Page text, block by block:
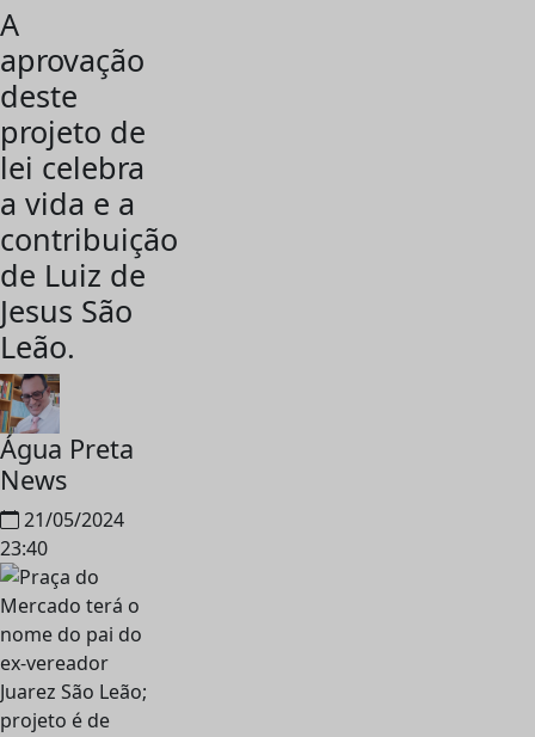
A
aprovação
deste
projeto de
lei celebra
a vida e a
contribuição
de Luiz de
Jesus São
Leão.
Água Preta
News
21/05/2024
23:40